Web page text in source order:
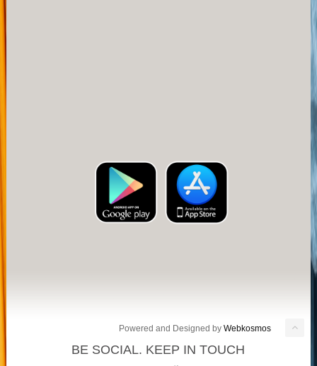
Powered and Designed byWebkosmos
BE SOCIAL. KEEP IN TOUCH